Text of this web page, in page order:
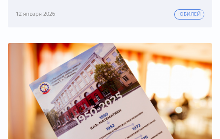
12 января 2026 ЮБИЛЕЙ